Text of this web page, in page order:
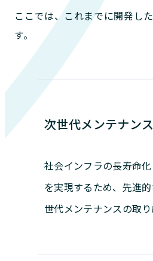
ここでは、これまでに開発し
す。
次世代メンテナン
社会インフラの長寿命
を実現するため、先進
世代メンテナンスの取り